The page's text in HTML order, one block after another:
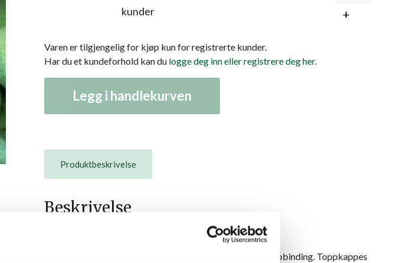
kunder
Varen er tilgjengelig for kjøp kun for registrerte kunder.
Har du et kundeforhold kan du logge deg inn eller registrere deg her.
Legg i handlekurven
Produktbeskrivelse
Beskrivelse
Dekorativ klatreplante, som blir opp til 3 m høy. Krever oppbinding. Toppkappes